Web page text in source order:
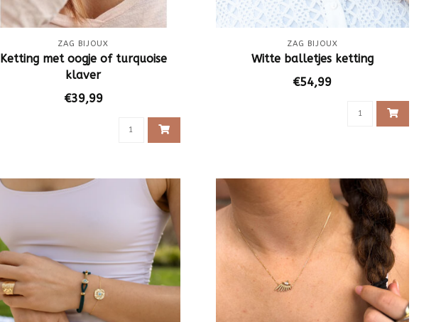
ZAG BIJOUX
Ketting met oogje of turquoise
klaver
€39,99
ZAG BIJOUX
Witte balletjes ketting
€54,99